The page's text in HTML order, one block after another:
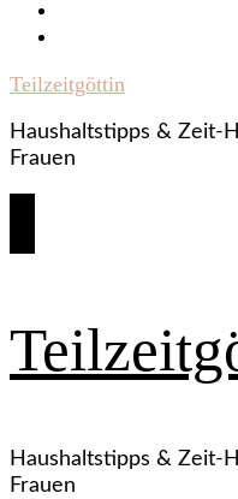
Teilzeitgöttin
Haushaltstipps &
Frauen
Haushaltstipps &
Frauen